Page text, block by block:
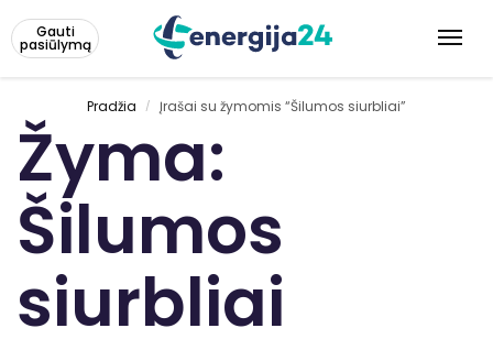
Gauti
pasiūlymą
Pradžia / Įrašai su žymomis “Šilumos siurbliai”
Žyma:
Šilumos
siurbliai